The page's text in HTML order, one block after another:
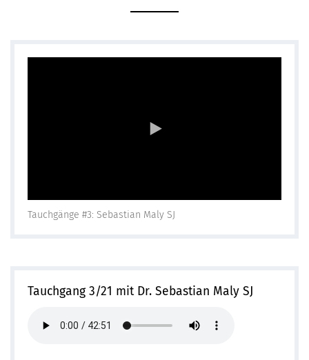
Tauchgänge #3: Sebastian Maly SJ
Tauchgang 3/21 mit Dr. Sebastian Maly SJ